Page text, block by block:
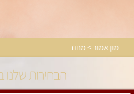
מון אמור > מחוז
הבחירות שלנו